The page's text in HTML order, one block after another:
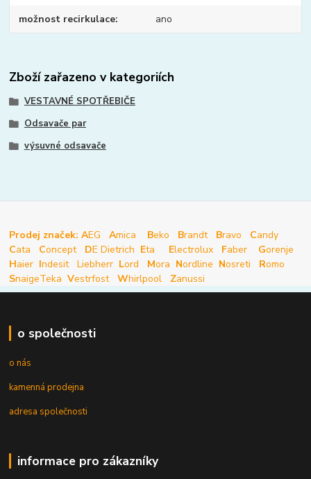
možnost recirkulace ano
Zboží zařazeno v kategoriích
VESTAVNÉ SPOTŘEBIČE
Odsavače par
výsuvné odsavače
Prodej značek: AEG Amica Beko Brandt Bravo Candy
Cata Concept DE Dietrich Eta Electrolux Faber Gorenje
Haier Indesit Liebherr Lord Mora Nordline Nosreti Romo
SnaigeTeka Vestrfost Whirlpool Zanussi
o společnosti
o nás
kamenná prodejna
adresa společnosti
informace pro zákazníky